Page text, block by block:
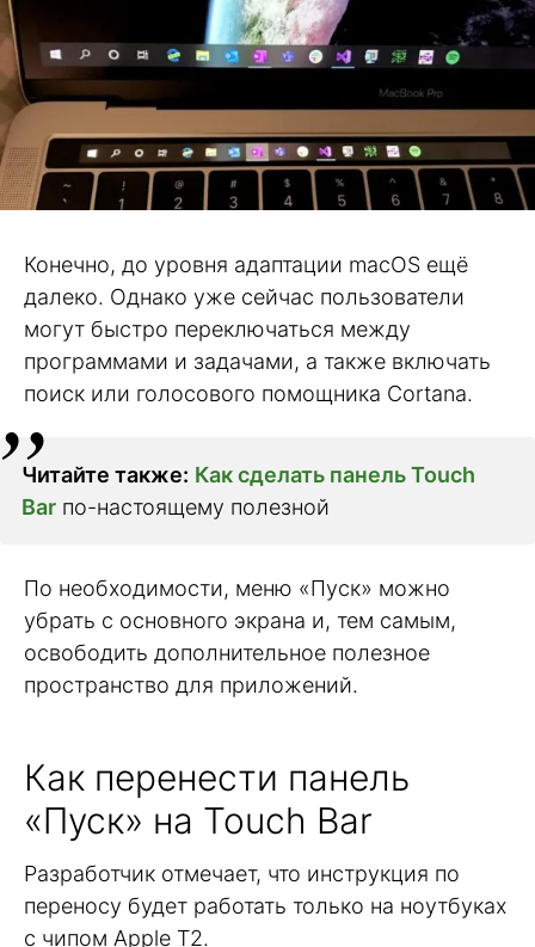
Конечно, до уровня адаптации macOS ещё
далеко. Однако уже сейчас пользователи
могут быстро переключаться между
программами и задачами, а также включать
поиск или голосового помощника Cortana.
Читайте также: Как сделать панель Touch
Bar по-настоящему полезной
По необходимости, меню «Пуск» можно
убрать с основного экрана и, тем самым,
освободить дополнительное полезное
пространство для приложений.
Как перенести панель
«Пуск» на Touch Bar
Разработчик отмечает, что инструкция по
переносу будет работать только на ноутбуках
с чипом Apple T2.